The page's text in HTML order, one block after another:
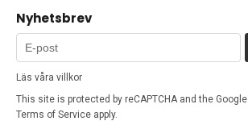
Nyhetsbrev
Läs våra villkor
This site is protected by reCAPTCHA and the Google
Terms of Service apply.